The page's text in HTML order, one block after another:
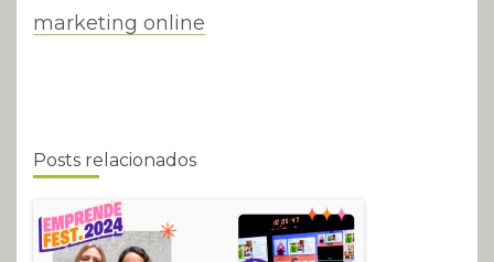
marketing online
Posts relacionados